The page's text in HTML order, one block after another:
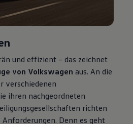
und effizient – das zeichnet
von Volkswagen aus. An die
verschiedenen
ihren nachgeordneten
richten
Denn es geht